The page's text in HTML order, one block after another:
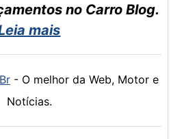
no Carro Blog.
mais
- O melhor da Web, Motor e
Notícias.